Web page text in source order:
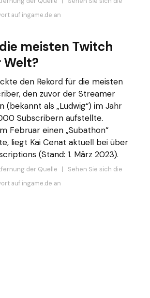
auf ingame.de an
meisten Twitch
Welt?
den Rekord für die meisten
den zuvor der Streamer
(bekannt als „Ludwig“) im Jahr
Subscribern aufstellte.
Februar einen „Subathon“
liegt Kai Cenat aktuell bei über
(Stand: 1. März 2023).
der Quelle | Sehen Sie sich die
auf ingame.de an